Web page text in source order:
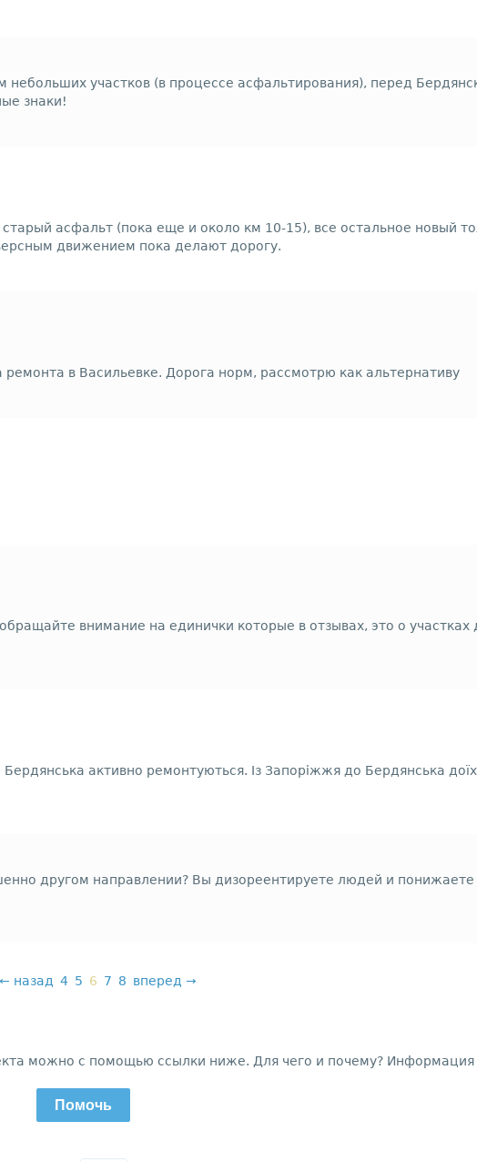
участков (в процессе асфальтирования), перед
знаки!
асфальт (пока еще и около км 10-15), все остальное новый
движением пока делают дорогу.
в Васильевке. Дорога норм, рассмотрю как альтернативу
внимание на единички которые в отзывах, это о участках
активно ремонтуються. Із Запоріжжя до Бердянська
другом направлении? Вы дизореентируете людей и понижаете
← назад 4 5 6 7 8 вперед →
можно с помощью ссылки ниже. Для чего и почему? Информация
Помочь